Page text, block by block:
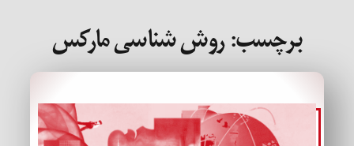
برچسب:روش شناسی مارکس